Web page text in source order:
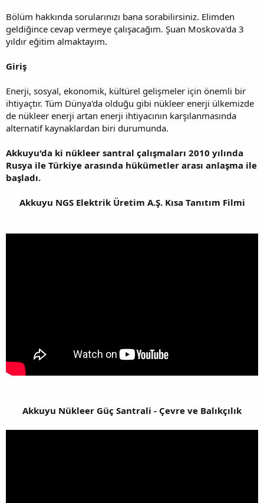
Bölüm hakkında sorularınızı bana sorabilirsiniz. Elimden
geldiğince cevap vermeye çalışacağım. Şuan Moskova'da 3
yıldır eğitim almaktayım.
Giriş
Enerji, sosyal, ekonomik, kültürel gelişmeler için önemli bir
ihtiyaçtır. Tüm Dünya'da olduğu gibi nükleer enerji ülkemizde
de nükleer enerji artan enerji ihtiyacının karşılanmasında
alternatif kaynaklardan biri durumunda.
Akkuyu'da ki nükleer santral çalışmaları 2010 yılında
Rusya ile Türkiye arasında hükümetler arası anlaşma ile
başladı.
Akkuyu NGS Elektrik Üretim A.Ş. Kısa Tanıtım Filmi
Akkuyu Nükleer Güç Santrali - Çevre ve Balıkçılık